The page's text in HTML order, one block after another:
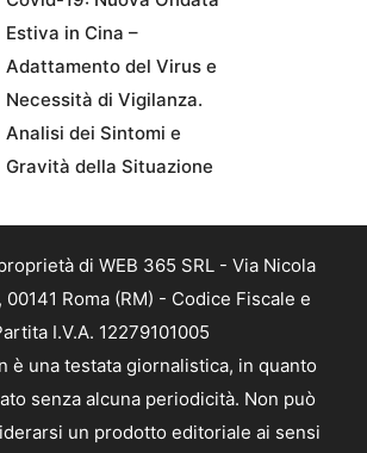
Estiva in Cina –
Adattamento del Virus e
Necessità di Vigilanza.
Analisi dei Sintomi e
Gravità della Situazione
di WEB 365 SRL - Via Nicola
00141 Roma (RM) - Codice Fiscale e
I.V.A. 12279101005
è una testata giornalistica, in quanto
senza alcuna periodicità. Non può
un prodotto editoriale ai sensi